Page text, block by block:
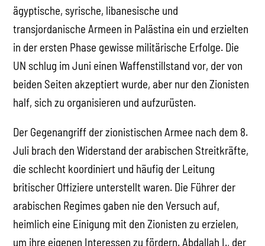
ägyptische, syrische, libanesische und
transjordanische Armeen in Palästina ein und erzielten
in der ersten Phase gewisse militärische Erfolge. Die
UN schlug im Juni einen Waffenstillstand vor, der von
beiden Seiten akzeptiert wurde, aber nur den Zionisten
half, sich zu organisieren und aufzurüsten.
Der Gegenangriff der zionistischen Armee nach dem 8.
Juli brach den Widerstand der arabischen Streitkräfte,
die schlecht koordiniert und häufig der Leitung
britischer Offiziere unterstellt waren. Die Führer der
arabischen Regimes gaben nie den Versuch auf,
heimlich eine Einigung mit den Zionisten zu erzielen,
um ihre eigenen Interessen zu fördern. Abdallah I., der